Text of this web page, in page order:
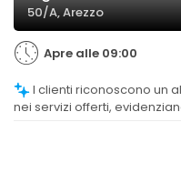
50/A, Arezzo
Apre alle 09:00
nei servizi offerti,